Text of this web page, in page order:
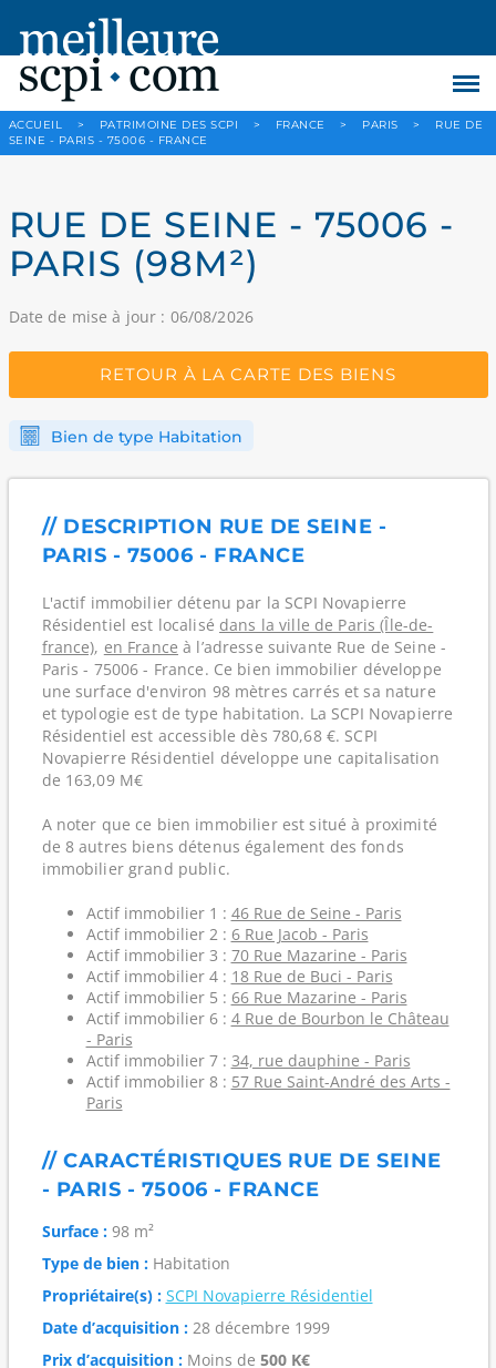
ACCUEIL > PATRIMOINE DES SCPI > FRANCE > PARIS >
RUE DE
SEINE - PARIS - 75006 - FRANCE
RUE DE SEINE - 75006 -
PARIS (98M²)
Date de mise à jour : 06/08/2026
RETOUR À LA CARTE DES BIENS
Bien de type Habitation
// DESCRIPTION RUE DE SEINE -
PARIS - 75006 - FRANCE
L'actif immobilier détenu par la SCPI Novapierre
Résidentiel est localisé dans la ville de Paris (Île-de-
france), en France à l’adresse suivante Rue de Seine -
Paris - 75006 - France. Ce bien immobilier développe
une surface d'environ 98 mètres carrés et sa nature
et typologie est de type habitation. La SCPI Novapierre
Résidentiel est accessible dès 780,68 €. SCPI
Novapierre Résidentiel développe une capitalisation
de 163,09 M€
A noter que ce bien immobilier est situé à proximité
de 8 autres biens détenus également des fonds
immobilier grand public.
Actif immobilier 1 : 46 Rue de Seine - Paris
Actif immobilier 2 : 6 Rue Jacob - Paris
Actif immobilier 3 : 70 Rue Mazarine - Paris
Actif immobilier 4 : 18 Rue de Buci - Paris
Actif immobilier 5 : 66 Rue Mazarine - Paris
Actif immobilier 6 : 4 Rue de Bourbon le Château
- Paris
Actif immobilier 7 : 34, rue dauphine - Paris
Actif immobilier 8 : 57 Rue Saint-André des Arts -
Paris
// CARACTÉRISTIQUES RUE DE SEINE
- PARIS - 75006 - FRANCE
Surface :98 m²
Type de bien :Habitation
Propriétaire(s) : SCPI Novapierre Résidentiel
Date d’acquisition :28 décembre 1999
Prix d’acquisition :Moins de 500 K€